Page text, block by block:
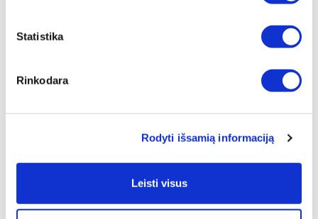
Statistika
Rinkodara
Rodyti išsamią informaciją
Leisti visus
HIPERŠVIESOS
akiniai
Su Zepter gyvenkyte sveikiau, gyvenkyte ilgiau! (73)